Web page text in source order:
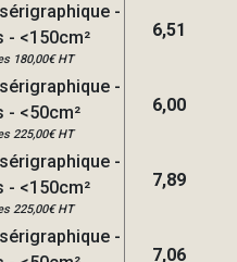
-
- <150cm²
180,00€ HT
6,51
-
- <50cm²
225,00€ HT
6,00
-
- <150cm²
225,00€ HT
7,89
-
7,06